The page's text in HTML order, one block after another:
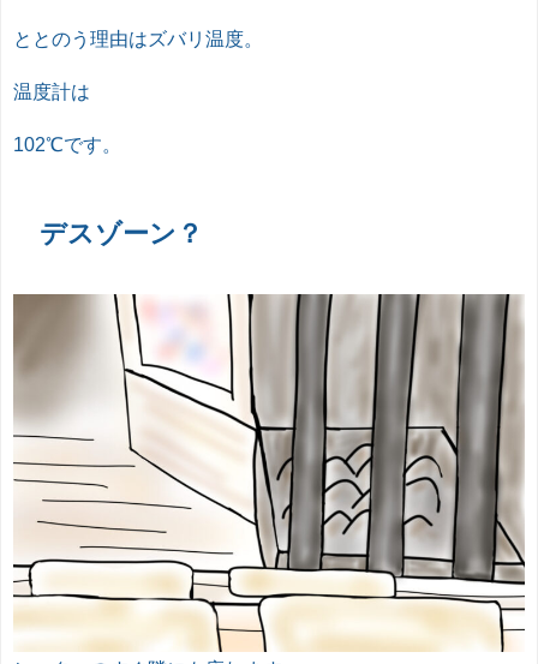
ととのう理由はズバリ温度。
温度計は
102℃です。
デスゾーン？